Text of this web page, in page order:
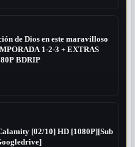
de Dios en este maravilloso
1-2-3 + EXTRAS
BDRIP
[02/10] HD [1080P][Sub